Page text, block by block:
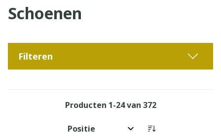
Schoenen
Filteren
Producten 1-24van 372
Sorteer op: